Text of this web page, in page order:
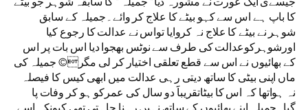
کا باپ ہے اس سے کہو بیٹے کا علاج کر وائے۔جمیلہ کے سابق
شوہر نے بیٹے کا علاج نہ کروایا تواس نے عدالت کا رجوع کیا
اورشوہرکوعدالت کی طرف سے نوٹس بھجوا دیا اس بات پر اس
کے بھائیوں نے اس سے قطع تعلقی اختیار کر لی مگر© جمیلہ کی
ماں اپنی بیٹی کا ساتھ دیتی رہی عدالت میں ابھی کیس کا فیصلہ
نہ ہواتھا کہ اس کا بیٹاتقریباََ دو سال کی عمرکو ہو کر وفات پا